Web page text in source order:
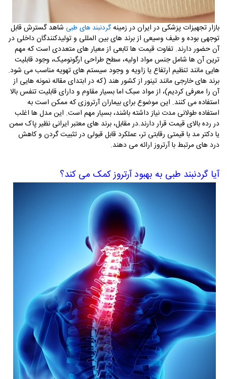
بازار تجهیزات پزشکی در ایران در زمینهگردنبند های طبی شاهد گسترش قابل
توجهی بوده و طیف وسیعی از برند های بین المللی و تولیدکنندگان داخلی در
آن حضور دارند. تفاوت قیمت ها تابعی از معیار های متعددی است که مهم
ترین آن ها شامل جنس مواد اولیه، سطح طراحی ارگونومیک، وجود قابلیت
هایی مانند تنظیم ارتفاع یا زاویه و وجود سیستم های تهویه مناسب می شود.
برند های خارجی مانند تینور از کشور هند (که در ابتدای مقاله نمونه هایی از
آن را معرفی کردیم)، از مواد سبک اما بسیار مقاوم و دارای قابلیت تنفس بالا
استفاده می کنند. این موضوع برای بیماران آرتروزی که ممکن است به
استفاده طولانی مدت نیاز داشته باشند، بسیار مهم است. این مدل ها اغلب
در رده بالای قیمت قرار دارند.در مقابل، برند های معتبر ایرانی نظیر پاک سمن
یا دکتر مد با قیمتی رقابتی تر، عملکرد قابل قبولی در تثبیت گردن و کاهش
درد های مرتبط با آرتروز ارائه می دهند.
آیا گردنبند طبی به بهبود آرتروز کمک می کند؟